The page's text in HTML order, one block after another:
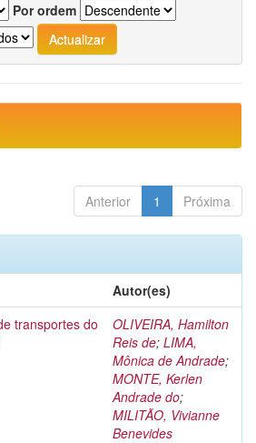
Por ordem
Anterior 1 Próxima
Autor(es)
transportes do
OLIVEIRA, Hamilton
Reis de; LIMA,
Mônica de Andrade;
MONTE, Kerlen
Andrade do;
MILITÃO, Vivianne
Benevides